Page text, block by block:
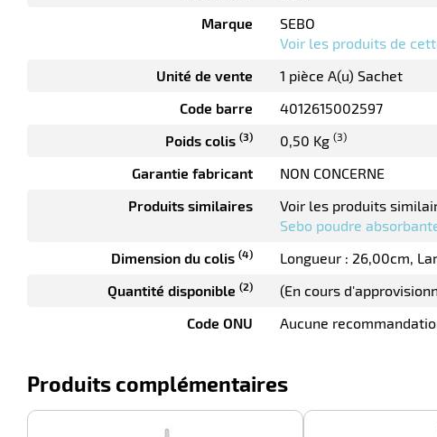
Marque
SEBO
Voir les produits de
Unité de vente
1 pièce A(u) Sachet
Code barre
4012615002597
Poids colis (3) 0,50 Kg (3)
Garantie fabricant
NON CONCERNE
Produits similaires
Voir les produits
Sebo poudre
Dimension du colis (4) Longueur : 26,00cm
Quantité disponible (2)
(En cours
Code ONU
Aucune
Produits complémentaires